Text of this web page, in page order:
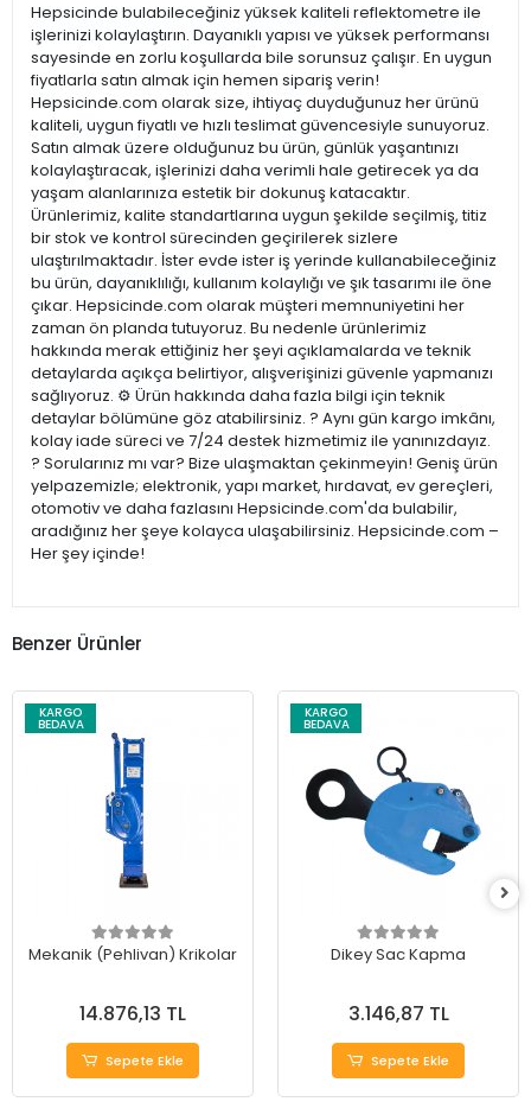
Hepsicinde bulabileceğiniz yüksek kaliteli reflektometre ile
işlerinizi kolaylaştırın. Dayanıklı yapısı ve yüksek performansı
sayesinde en zorlu koşullarda bile sorunsuz çalışır. En uygun
fiyatlarla satın almak için hemen sipariş verin!
Hepsicinde.com olarak size, ihtiyaç duyduğunuz her ürünü
kaliteli, uygun fiyatlı ve hızlı teslimat güvencesiyle sunuyoruz.
Satın almak üzere olduğunuz bu ürün, günlük yaşantınızı
kolaylaştıracak, işlerinizi daha verimli hale getirecek ya da
yaşam alanlarınıza estetik bir dokunuş katacaktır.
Ürünlerimiz, kalite standartlarına uygun şekilde seçilmiş, titiz
bir stok ve kontrol sürecinden geçirilerek sizlere
ulaştırılmaktadır. İster evde ister iş yerinde kullanabileceğiniz
bu ürün, dayanıklılığı, kullanım kolaylığı ve şık tasarımı ile öne
çıkar. Hepsicinde.com olarak müşteri memnuniyetini her
zaman ön planda tutuyoruz. Bu nedenle ürünlerimiz
hakkında merak ettiğiniz her şeyi açıklamalarda ve teknik
detaylarda açıkça belirtiyor, alışverişinizi güvenle yapmanızı
sağlıyoruz. ⚙️ Ürün hakkında daha fazla bilgi için teknik
detaylar bölümüne göz atabilirsiniz. ? Aynı gün kargo imkânı,
kolay iade süreci ve 7/24 destek hizmetimiz ile yanınızdayız.
? Sorularınız mı var? Bize ulaşmaktan çekinmeyin! Geniş ürün
yelpazemizle; elektronik, yapı market, hırdavat, ev gereçleri,
otomotiv ve daha fazlasını Hepsicinde.com'da bulabilir,
aradığınız her şeye kolayca ulaşabilirsiniz. Hepsicinde.com –
Her şey içinde!
Benzer Ürünler
KARGO
BEDAVA
Mekanik (Pehlivan) Krikolar
14.876,13 TL
Sepete Ekle
KARGO
BEDAVA
Dikey Sac Kapma
3.146,87 TL
Sepete Ekle